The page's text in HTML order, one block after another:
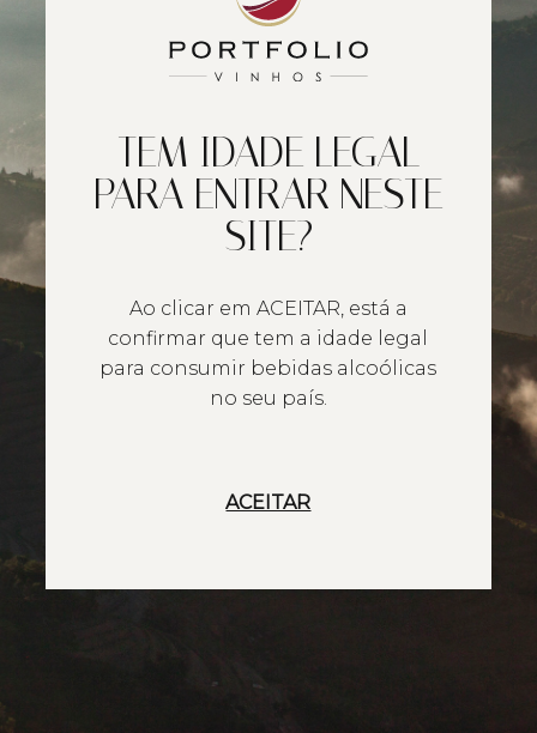
TEM IDADE LEGAL
PARA ENTRAR NESTE
SITE?
Ao clicar em ACEITAR, está a
confirmar que tem a idade legal
para consumir bebidas alcoólicas
no seu país.
ACEITAR